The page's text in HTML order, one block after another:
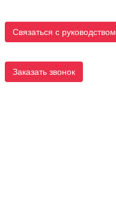
Связаться с руководством
Заказать звонок